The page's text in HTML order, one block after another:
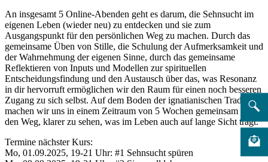
An insgesamt 5 Online-Abenden geht es darum, die Sehnsucht im
eigenen Leben (wieder neu) zu entdecken und sie zum
Ausgangspunkt für den persönlichen Weg zu machen. Durch das
gemeinsame Üben von Stille, die Schulung der Aufmerksamkeit und
der Wahrnehmung der eigenen Sinne, durch das gemeinsame
Reflektieren von Inputs und Modellen zur spirituellen
Entscheidungsfindung und den Austausch über das, was Resonanz
in dir hervorruft ermöglichen wir den Raum für einen noch besseren
Zugang zu sich selbst. Auf dem Boden der ignatianischen Tradition
machen wir uns in einem Zeitraum von 5 Wochen gemeinsam auf
den Weg, klarer zu sehen, was im Leben auch auf lange Sicht trägt.
Termine nächster Kurs:
Mo, 01.09.2025, 19-21 Uhr: #1 Sehnsucht spüren